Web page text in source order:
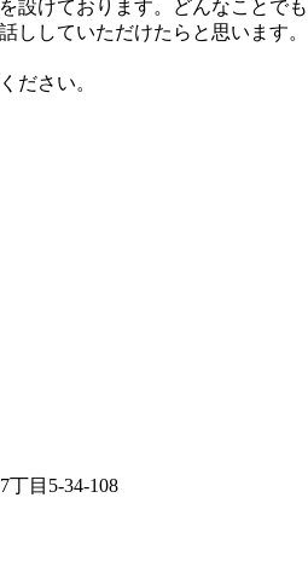
設けております。どんなことでも
ししていただけたらと思います。
ださい。
丁目5-34-108